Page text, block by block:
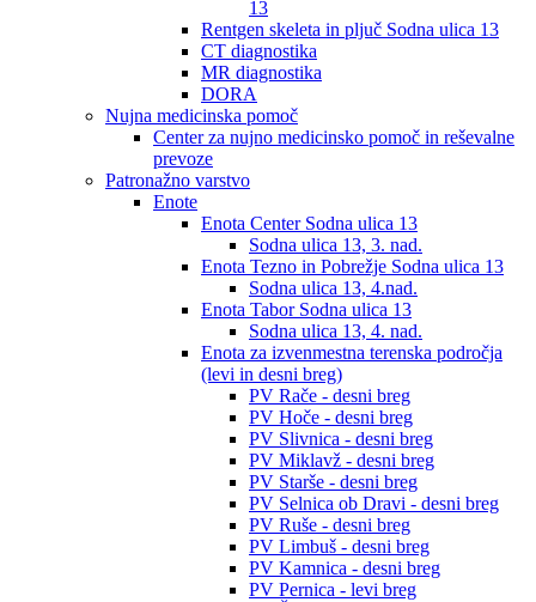
13
Rentgen skeleta in pljuč Sodna ulica 13
CT diagnostika
MR diagnostika
DORA
Nujna medicinska pomoč
Center za nujno medicinsko pomoč in reševalne
prevoze
Patronažno varstvo
Enote
Enota Center Sodna ulica 13
Sodna ulica 13, 3. nad.
Enota Tezno in Pobrežje Sodna ulica 13
Sodna ulica 13, 4.nad.
Enota Tabor Sodna ulica 13
Sodna ulica 13, 4. nad.
Enota za izvenmestna terenska področja
(levi in desni breg)
PV Rače - desni breg
PV Hoče - desni breg
PV Slivnica - desni breg
PV Miklavž - desni breg
PV Starše - desni breg
PV Selnica ob Dravi - desni breg
PV Ruše - desni breg
PV Limbuš - desni breg
PV Kamnica - desni breg
PV Pernica - levi breg